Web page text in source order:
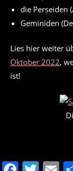
die Perseiden
Geminiden
Lies hier weiter
Oktober 2022,
ist!